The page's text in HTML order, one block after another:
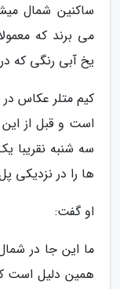
ساکنین شمال
می برند که
یخ آبی رنگی که
کیم متلر عکاس
است و قبل از
سه شنبه نقریبا
ها را در نزدیکی
او گفت:
ما این جا در
همین دلیل است